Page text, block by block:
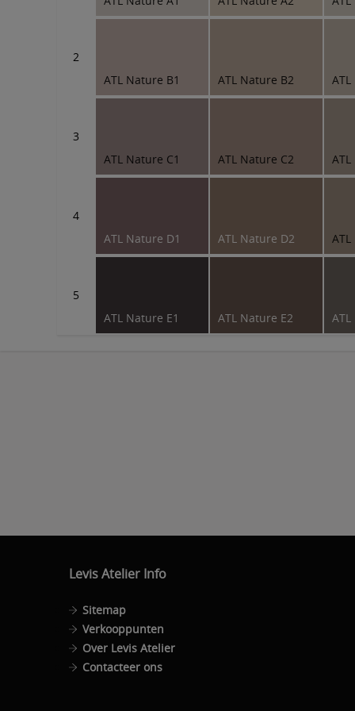
2
ATL Nature B1
ATL Nature B2
3
ATL Nature C1
ATL Nature C2
4
ATL Nature D1
ATL Nature D2
5
ATL Nature E1
ATL Nature E2
Levis Atelier Info
Sitemap
Verkooppunten
Over Levis Atelier
Contacteer ons